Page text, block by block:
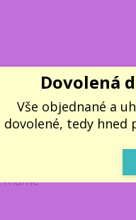
100% VLASTNÍ
Všechno, co vidíte,
máme
Dovolená
Vše objednané a
dovolené, tedy hned